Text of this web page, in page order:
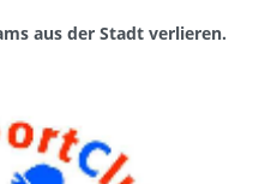
aus der Stadt verlieren.